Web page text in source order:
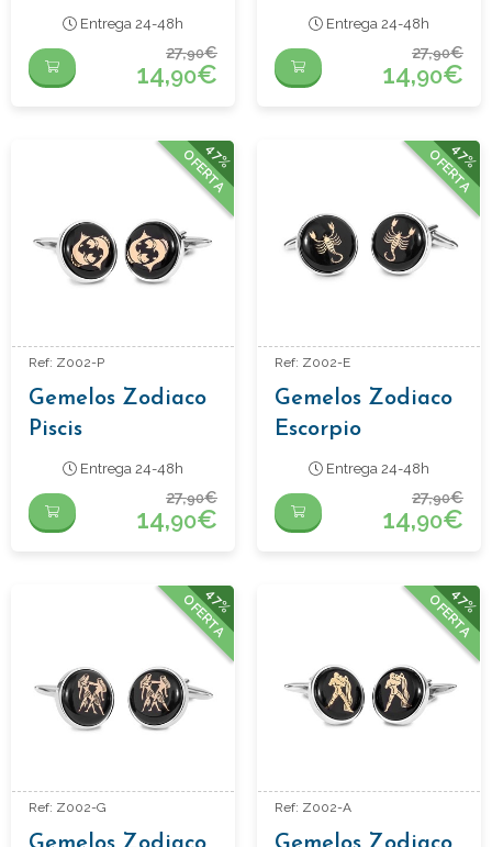
Entrega 24-48h
27,90€
14,90€
Entrega 24-48h
27,90€
14,90€
47%
OFERTA
Ref: Z002-P
Gemelos Zodiaco
Piscis
Entrega 24-48h
27,90€
14,90€
47%
OFERTA
Ref: Z002-E
Gemelos Zodiaco
Escorpio
Entrega 24-48h
27,90€
14,90€
47%
OFERTA
Ref: Z002-G
47%
OFERTA
Ref: Z002-A